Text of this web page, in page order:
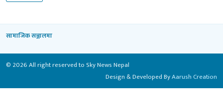
सामाजिक सञ्जालमा
© 2026 All right reserved to Sky News Nepal
Design & Developed ByAarush Creation